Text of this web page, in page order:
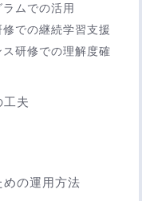
ムでの活用
での継続学習支援
研修での理解度確
工夫
の運用方法